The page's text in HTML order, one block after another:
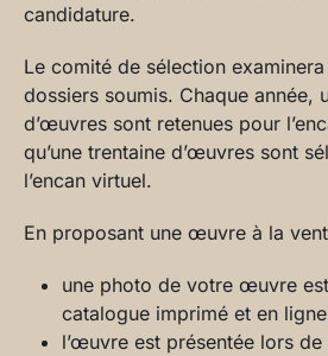
candidature.
Le comité de sélection
dossiers soumis. Chaque année,
d’œuvres sont retenues pour
qu’une trentaine d’œuvres sont
l’encan virtuel.
En proposant une œuvre à la
une photo de votre œuvre
catalogue imprimé et en
l’œuvre est présentée lors de